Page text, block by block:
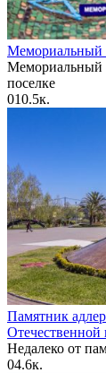
Мемориальный
Мемориальный
поселке
010.5к.
Памятник
Недалеко от
04.6к.